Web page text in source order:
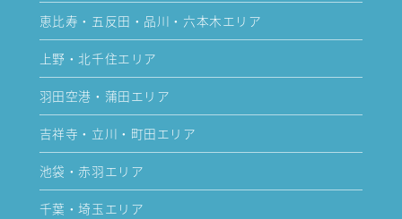
恵比寿・五反田・品川・六本木エリア
上野・北千住エリア
羽田空港・蒲田エリア
吉祥寺・立川・町田エリア
池袋・赤羽エリア
千葉・埼玉エリア